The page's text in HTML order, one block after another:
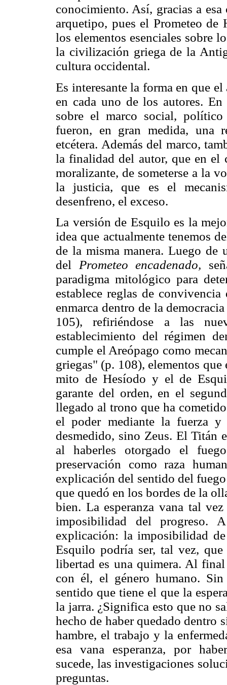
conocimiento. Así, gracias a
arquetipo, pues el Prometeo de
los elementos esenciales sobre
la civilización griega de la
cultura occidental.
Es interesante la forma en que
en cada uno de los autores.
sobre el marco social,
fueron, en gran medida, una
etcétera. Además del marco,
la finalidad del autor, que en el
moralizante, de someterse a la
la justicia, que es el
desenfreno, el exceso.
La versión de Esquilo es la
idea que actualmente tenemos
de la misma manera. Luego de
del Prometeo encadenado,
paradigma mitológico para
establece reglas de
enmarca dentro de la
105), refiriéndose a las
establecimiento del régimen
cumple el Areópago como
griegas" (p. 108), elementos
mito de Hesíodo y el de
garante del orden, en el
llegado al trono que ha
el poder mediante la fuerza
desmedido, sino Zeus. El Titán
al haberles otorgado el
preservación como raza
explicación del sentido del
que quedó en los bordes de la
bien. La esperanza vana tal
imposibilidad del progreso.
explicación: la imposibilidad
Esquilo podría ser, tal vez,
libertad es una quimera. Al
con él, el género humano.
sentido que tiene el que la
la jarra. ¿Significa esto que no
hecho de haber quedado dentro
hambre, el trabajo y la
esa vana esperanza, por
sucede, las investigaciones
preguntas.